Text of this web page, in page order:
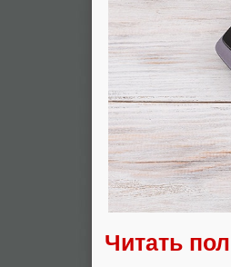
Читать